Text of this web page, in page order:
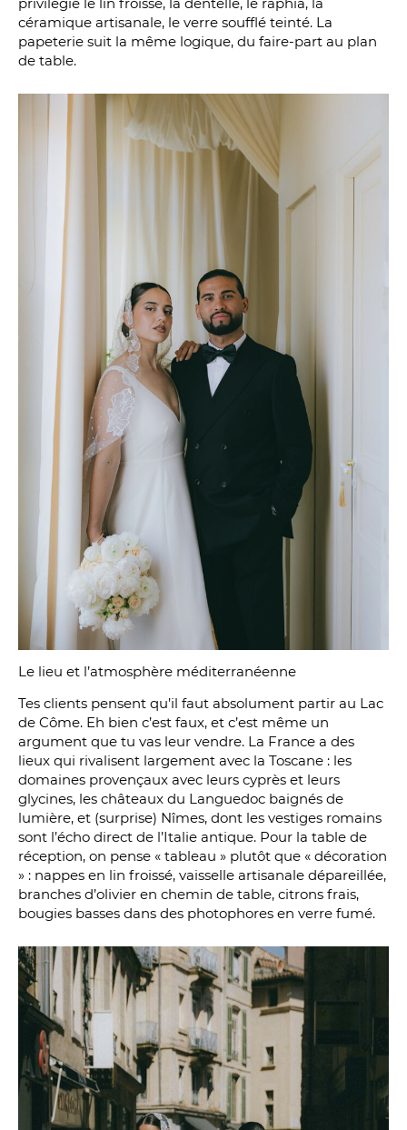
céramique artisanale, le verre soufflé teinté. La
papeterie suit la même logique, du faire-part au plan
de table.
Le lieu et l’atmosphère méditerranéenne
Tes clients pensent qu’il faut absolument partir au Lac
de Côme. Eh bien c’est faux, et c’est même un
argument que tu vas leur vendre. La France a des
lieux qui rivalisent largement avec la Toscane : les
domaines provençaux avec leurs cyprès et leurs
glycines, les châteaux du Languedoc baignés de
lumière, et (surprise) Nîmes, dont les vestiges romains
sont l’écho direct de l’Italie antique. Pour la table de
réception, on pense « tableau » plutôt que « décoration
» : nappes en lin froissé, vaisselle artisanale dépareillée,
branches d’olivier en chemin de table, citrons frais,
bougies basses dans des photophores en verre fumé.